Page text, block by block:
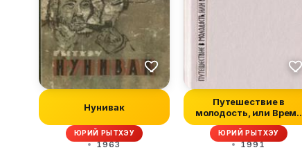
Нунивак
ЮРИЙ РЫТХЭУ
1963
Путешествие в
молодость, или Время
красной морошки
ЮРИЙ РЫТХЭУ
1991